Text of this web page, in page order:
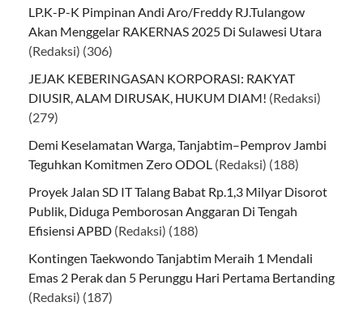
LP.K-P-K Pimpinan Andi Aro/Freddy RJ.Tulangow
Akan Menggelar RAKERNAS 2025 Di Sulawesi Utara
(Redaksi) (306)
JEJAK KEBERINGASAN KORPORASI: RAKYAT
DIUSIR, ALAM DIRUSAK, HUKUM DIAM! (Redaksi)
(279)
Demi Keselamatan Warga, Tanjabtim–Pemprov Jambi
Teguhkan Komitmen Zero ODOL (Redaksi) (188)
Proyek Jalan SD IT Talang Babat Rp.1,3 Milyar Disorot
Publik, Diduga Pemborosan Anggaran Di Tengah
Efisiensi APBD (Redaksi) (188)
Kontingen Taekwondo Tanjabtim Meraih 1 Mendali
Emas 2 Perak dan 5 Perunggu Hari Pertama Bertanding
(Redaksi) (187)